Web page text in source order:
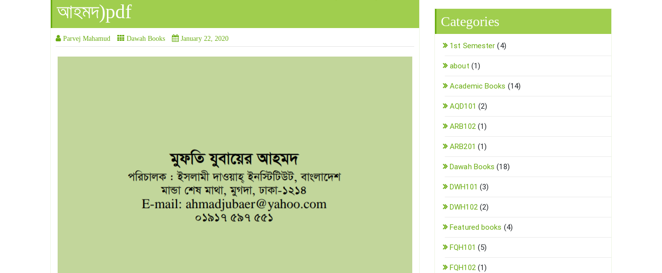
আহমদ)pdf
Parvej Mahamud Dawah Books January 22, 2020
Categories
1st Semester (4)
about (1)
Academic Books (14)
AQD101 (2)
ARB102(1)
ARB201 (1)
Dawah Books (18)
DWH101 (3)
DWH102(2)
Featured books (4)
FQH101 (5)
FQH102(1)